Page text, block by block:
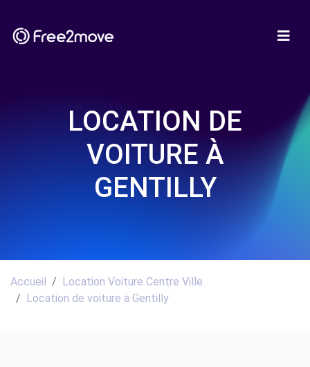
LOCATION DE
VOITURE À
GENTILLY
Accueil
Location Voiture Centre Ville
Location de voiture à Gentilly